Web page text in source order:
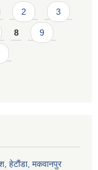
2 3
8 9
हेटौंडा, मकवानपुर